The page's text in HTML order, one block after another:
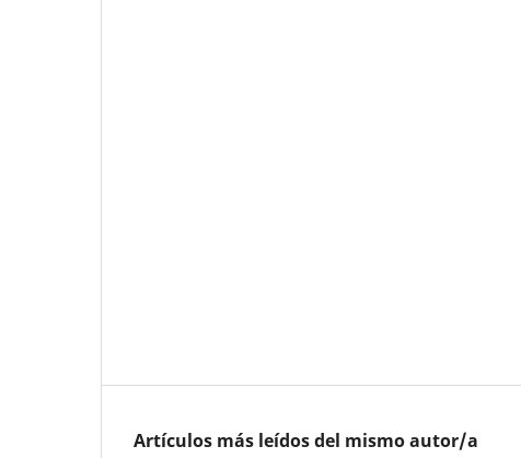
Artículos más leídos del mismo autor/a